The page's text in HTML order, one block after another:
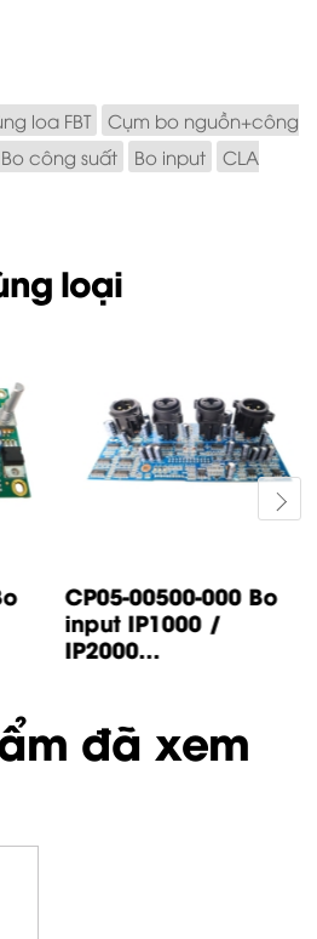
loa FBT
Cụm bo nguồn+công
Bo công suất Bo input
CLA
loại
CP05-00500-000 Bo
input IP1000 /
IP2000...
đã xem